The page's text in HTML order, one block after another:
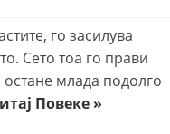
го засилува
Сето тоа го прави
млада подолго
Повеке »